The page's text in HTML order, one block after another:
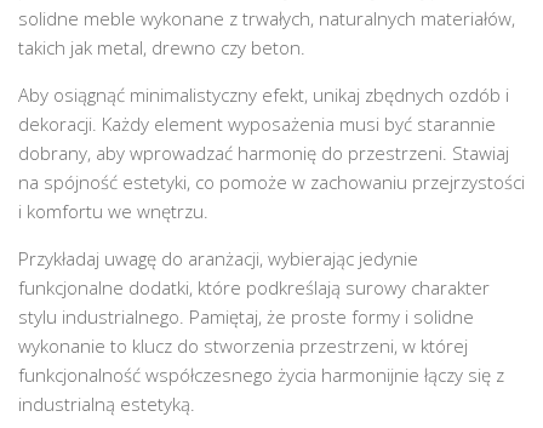
solidne meble wykonane z trwałych, naturalnych materiałów,
takich jak metal, drewno czy beton.
Aby osiągnąć minimalistyczny efekt, unikaj zbędnych ozdób i
dekoracji. Każdy element wyposażenia musi być starannie
dobrany, aby wprowadzać harmonię do przestrzeni. Stawiaj
na spójność estetyki, co pomoże w zachowaniu przejrzystości
i komfortu we wnętrzu.
Przykładaj uwagę do aranżacji, wybierając jedynie
funkcjonalne dodatki, które podkreślają surowy charakter
stylu industrialnego. Pamiętaj, że proste formy i solidne
wykonanie to klucz do stworzenia przestrzeni, w której
funkcjonalność współczesnego życia harmonijnie łączy się z
industrialną estetyką.